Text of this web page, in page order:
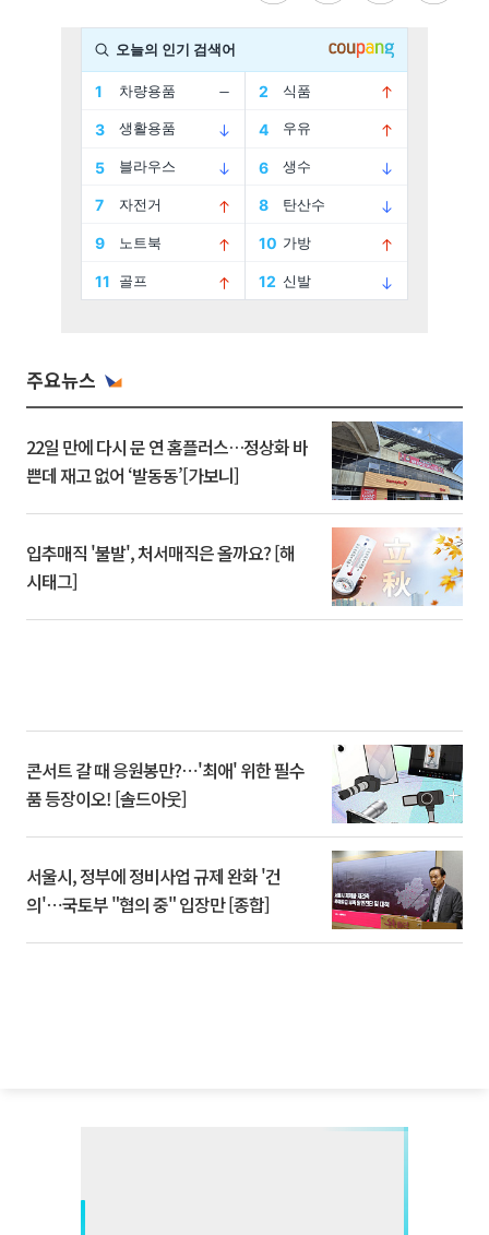
주요뉴스
22일 만에 다시 문 연 홈플러스…정상화 바
쁜데 재고 없어 ‘발동동’[가보니]
입추매직 '불발', 처서매직은 올까요? [해
시태그]
콘서트 갈 때 응원봉만?⋯'최애' 위한 필수
품 등장이오! [솔드아웃]
서울시, 정부에 정비사업 규제 완화 '건
의'⋯국토부 "협의 중" 입장만 [종합]